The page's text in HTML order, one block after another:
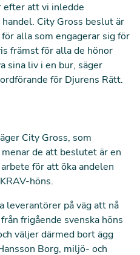
efter att vi inledde
City Gross beslut är
alla som engagerar sig för
främst för alla de hönor
sina liv i en bur, säger
för Djurens Rätt.
City Gross, som
de att beslutet är en
för att öka andelen
höns.
leverantörer på väg att nå
frigående svenska höns
väljer därmed bort ägg
Borg, miljö- och